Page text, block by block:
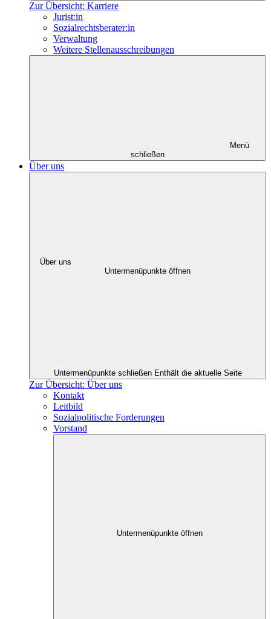
Zur Übersicht: Karriere
Jurist:in
Sozialrechtsberater:in
Verwaltung
Weitere Stellenausschreibungen
Menü
schließen
Über uns
Über uns
Untermenüpunkte öffnen
Untermenüpunkte schließen Enthält die aktuelle Seite
Zur Übersicht: Über uns
Kontakt
Leitbild
Sozialpolitische Forderungen
Vorstand
Untermenüpunkte öffnen